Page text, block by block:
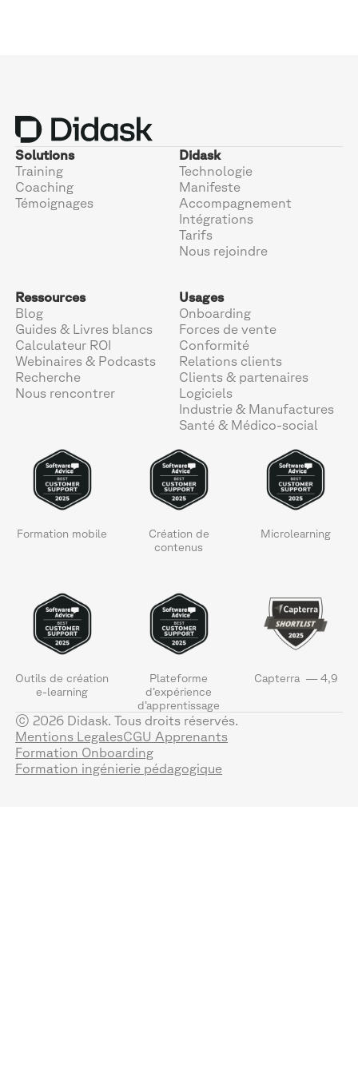
Solutions
Training
Coaching
Témoignages
Didask
Technologie
Manifeste
Accompagnement
Intégrations
Tarifs
Nous rejoindre
Ressources
Blog
Guides & Livres blancs
Calculateur ROI
Webinaires & Podcasts
Recherche
Nous rencontrer
Usages
Onboarding
Forces de vente
Conformité
Relations clients
Clients & partenaires
Logiciels
Industrie & Manufactures
Santé & Médico-social
Formation mobile
Création de
contenus
Microlearning
Outils de création
e-learning
Plateforme
d’expérience
d’apprentissage
Capterra — 4,9
© 2026 Didask. Tous droits réservés.
Mentions LegalesCGU Apprenants
Formation Onboarding
Formation ingénierie pédagogique